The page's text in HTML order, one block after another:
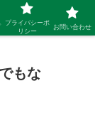
もな
プライバシーポ
リシー
お問い合わせ